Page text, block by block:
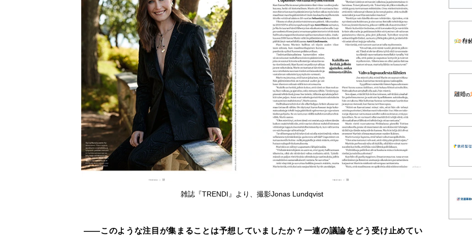
雑誌『TRENDI』より、撮影Jonas Lundqvist
――このような注目が集まることは予想していましたか？一連の議論をどう受け止めてい